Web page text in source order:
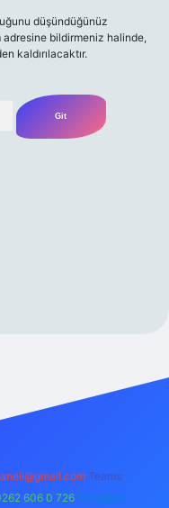
düşündüğünüz
adresine bildirmeniz halinde,
kaldırılacaktır.
Teams:
606 0 726 Telegram: